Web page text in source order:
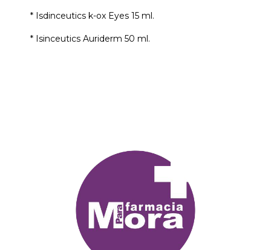
* Isdinceutics k-ox Eyes 15 ml.
* Isinceutics Auriderm 50 ml.